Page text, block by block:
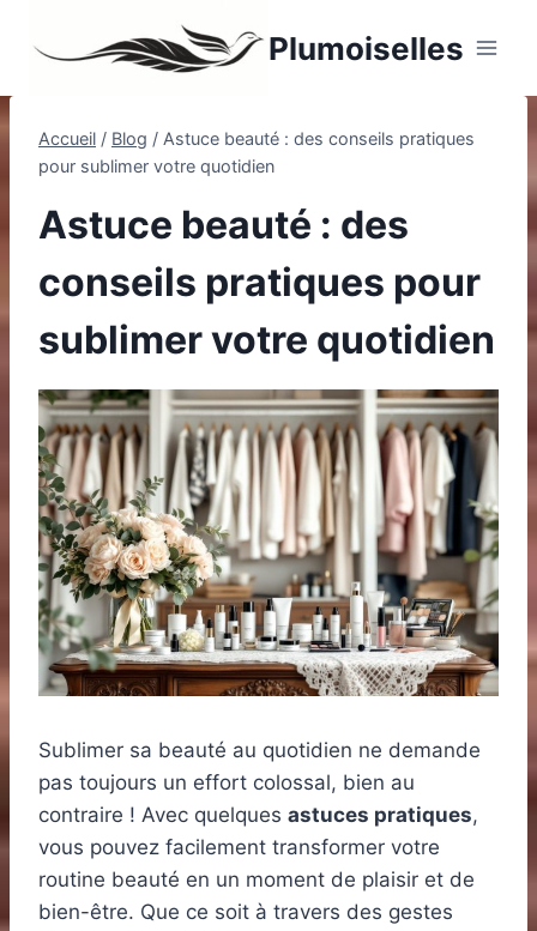
Plumoiselles
Accueil / Blog / Astuce beauté : des conseils pratiques
pour sublimer votre quotidien
Astuce beauté : des
conseils pratiques pour
sublimer votre quotidien
Sublimer sa beauté au quotidien ne demande
pas toujours un effort colossal, bien au
contraire ! Avec quelques astuces pratiques,
vous pouvez facilement transformer votre
routine beauté en un moment de plaisir et de
bien-être. Que ce soit à travers des gestes